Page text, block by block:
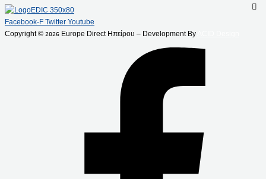
Facebook-F Twitter Youtube
Copyright © 2026 Europe Direct Ηπείρου – Development By